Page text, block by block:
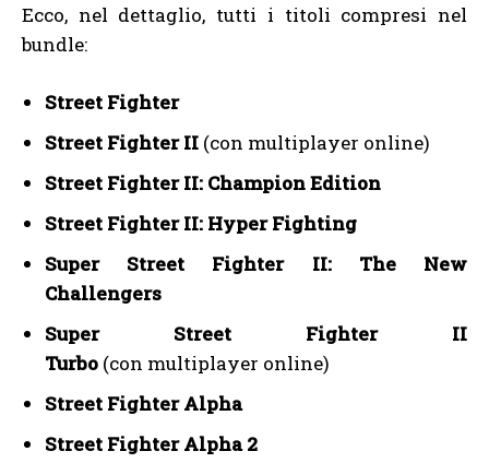
Ecco, nel dettaglio, tutti i titoli compresi nel
bundle:
Street Fighter
Street Fighter II (con multiplayer online)
Street Fighter II: Champion Edition
Street Fighter II: Hyper Fighting
Super Street Fighter II: The New
Challengers
Super Street Fighter II
Turbo (con multiplayer online)
Street Fighter Alpha
Street Fighter Alpha 2